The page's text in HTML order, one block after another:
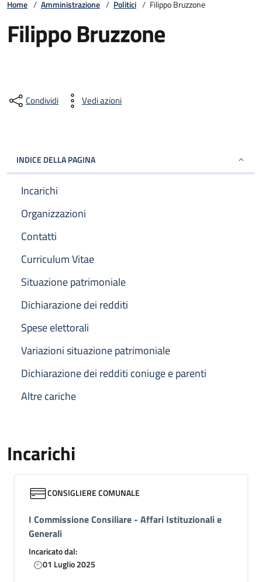
Home / Amministrazione / Politici / Filippo Bruzzone
Filippo Bruzzone
Condividi Vedi azioni
INDICE DELLA PAGINA
Incarichi
Organizzazioni
Contatti
Curriculum Vitae
Situazione patrimoniale
Dichiarazione dei redditi
Spese elettorali
Variazioni situazione patrimoniale
Dichiarazione dei redditi coniuge e parenti
Altre cariche
Incarichi
CONSIGLIERE COMUNALE
I Commissione Consiliare - Affari Istituzionali e
Generali
Incaricato dal:
01 Luglio 2025